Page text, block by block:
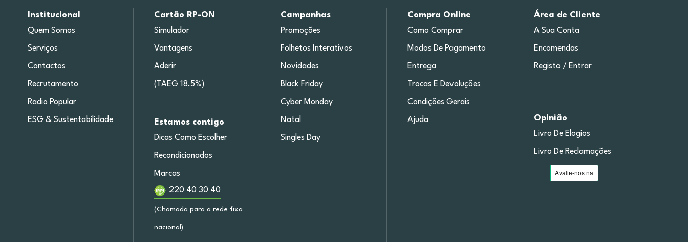
Institucional
Quem Somos
Serviços
Contactos
Recrutamento
Radio Popular
ESG & Sustentabilidade
Cartão RP-ON
Simulador
Vantagens
Aderir
(TAEG 18.5%)
Estamos contigo
Dicas Como Escolher
Recondicionados
Marcas
220 40 30 40
(Chamada para a rede fixa
nacional)
Campanhas
Promoções
Folhetos Interativos
Novidades
Black Friday
Cyber Monday
Natal
Singles Day
Compra Online
Como Comprar
Modos De Pagamento
Entrega
Trocas E Devoluções
Condições Gerais
Ajuda
Área de Cliente
A Sua Conta
Encomendas
Registo / Entrar
Opinião
Livro De Elogios
Livro De Reclamações